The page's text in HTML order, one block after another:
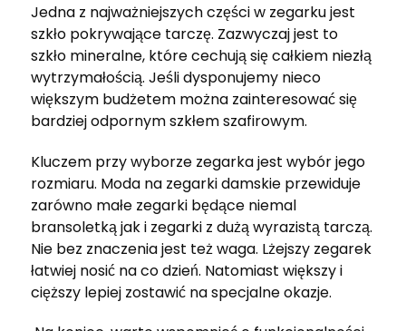
Jedna z najważniejszych części w zegarku jest
szkło pokrywające tarczę. Zazwyczaj jest to
szkło mineralne, które cechują się całkiem niezłą
wytrzymałością. Jeśli dysponujemy nieco
większym budżetem można zainteresować się
bardziej odpornym szkłem szafirowym.
Kluczem przy wyborze zegarka jest wybór jego
rozmiaru. Moda na zegarki damskie przewiduje
zarówno małe zegarki będące niemal
bransoletką jak i zegarki z dużą wyrazistą tarczą.
Nie bez znaczenia jest też waga. Lżejszy zegarek
łatwiej nosić na co dzień. Natomiast większy i
cięższy lepiej zostawić na specjalne okazje.